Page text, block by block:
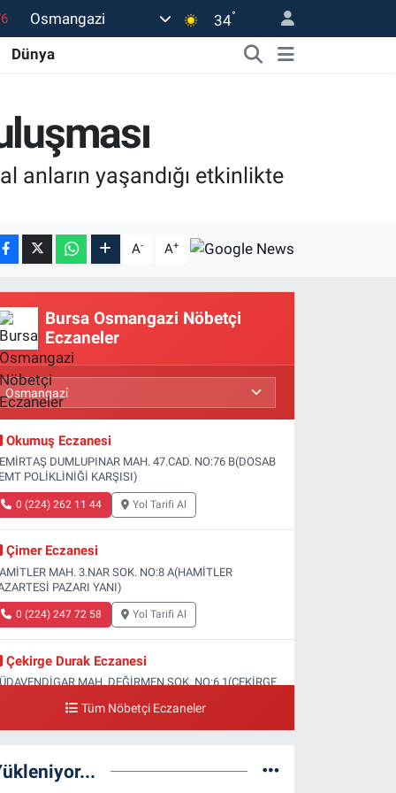
Osmangazi 34°
Dünya
anların yaşandığı etkinlikte
A- A+
Bursa Osmangazi Nöbetçi
Eczaneler
Okumuş Eczanesi
DUMLUPINAR MAH. 47.CAD. NO:76 B(DOSAB
POLİKLİNİĞİ KARŞISI)
0 (224) 262 11 44 Yol Tarifi Al
Çimer Eczanesi
MAH. 3.NAR SOK. NO:8 A(HAMİTLER
PAZARI YANI)
0 (224) 247 72 58 Yol Tarifi Al
Çekirge Durak Eczanesi
MAH. DEĞİRMEN SOK. NO:6 1(ÇEKİRGE
Engin Eczanesi
Tüm Nöbetçi Eczaneler